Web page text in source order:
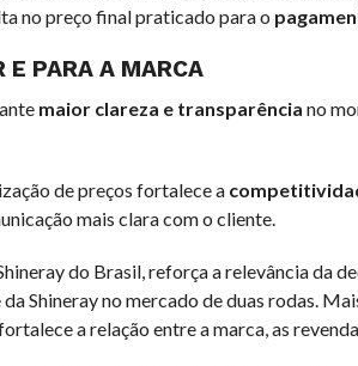
no preço final praticado para o
E PARA A MARCA
maior clareza e transparência no
de preços fortalece a
mais clara com o cliente.
do Brasil, reforça a relevância da
Shineray no mercado de duas rodas.
a relação entre a marca, as